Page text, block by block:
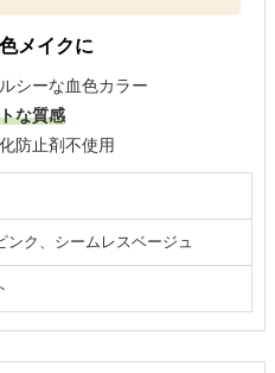
メイクに
シーな血色カラー
な質感
防止剤不使用
ンク、シームレスベージュ